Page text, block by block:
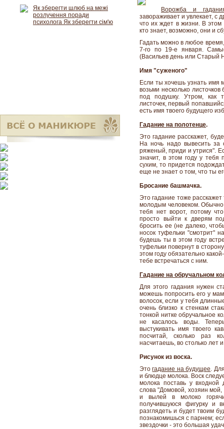
Ворожба и
завораживает и увлекает, с
что их ждет в жизни. В
кто знает, возможно, они и
Гадать можно в любое
7-го по 19-е января.
(Васильев день или Старый
Имя "суженого"
Если ты хочешь узнать имя
возьми несколько
под подушку. Утром, как
листочек, первый
есть имя твоего будущего
Гадание на полотенце.
Это гадание расскажет,
На ночь надо вывесить за
ряженый, приди и утрися".
значит, в этом году у тебя
сухим, то придется
еще не знает о том, что ты
Бросание башмачка.
Это гадание тоже
молодым человеком. Обычно
тебя нет ворот, потому
просто выйти к дверям
бросить ее (не далеко,
носок туфельки "смотрит"
будешь ты в этом году
туфельки повернут в
этом году обязательно
тебе встречаться с ним.
Гадание на обручальном
Для этого гадания нужен
можешь попросить его у
волосок, если у тебя
очень близко к стенкам
тонкой нитке обручальное
не касалось воды.
выстукивать имя твоего
посчитай, сколько раз
насчитаешь, во столько лет
Рисунок из воска.
Этогадание на будущее.
и блюдце молока. Воск
молока поставь у входной
слова "Домовой, хозяин мой,
и вылей в молоко
получившуюся фигурку и
разглядеть и будет твоим
познакомишься с парнем;
звездочки - это большая
Як зберегти шлюб на межі
розлучення поради
психолога Як зберегти сім'ю